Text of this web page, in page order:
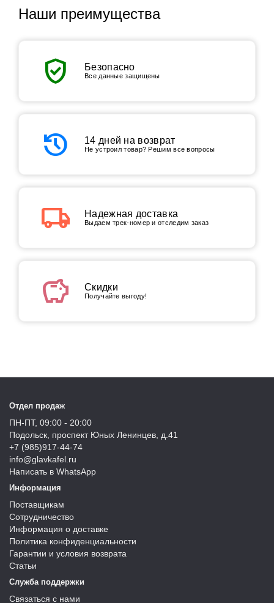
Наши преимущества
verified_user Безопасно
Все данные защищены
history 14 дней на возврат
Не устроил товар? Решим все вопросы
local_shipping Надежная доставка
Выдаем трек-номер и отследим заказ
savings Скидки
Получайте выгоду!
Отдел продаж
ПН-ПТ, 09:00 - 20:00
Подольск, проспект Юных Ленинцев, д.41
+7 (985)917-44-74
info@glavkafel.ru
Написать в WhatsApp
Информация
Поставщикам
Сотрудничество
Информация о доставке
Политика конфиденциальности
Гарантии и условия возврата
Статьи
Служба поддержки
Связаться с нами